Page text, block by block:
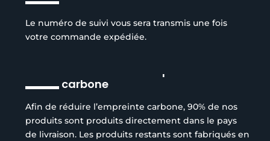
Le numéro de suivi vous sera transmis une fois
votre commande expédiée.
Réduction de l’empreinte
carbone
Afin de réduire l’empreinte carbone, 90% de nos
produits sont produits directement dans le pays
de livraison. Les produits restants sont fabriqués en